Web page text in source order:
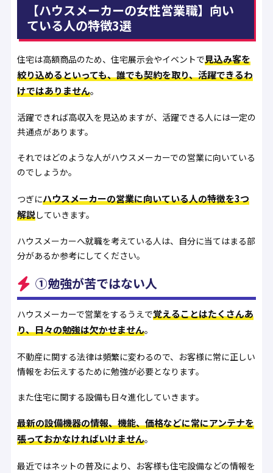
【ハウスメーカーの女性営業職】向い
ている人の特徴3選
住宅は高額商品のため、住宅展示会やイベントで見込み客を
絞り込めるといっても、誰でも契約を取り、活躍できるわ
けではありません。
活躍できれば高収入を見込めますが、活躍できる人には一定の
共通点があります。
それではどのような人がハウスメーカーでの営業に向いている
のでしょうか。
つぎにハウスメーカーの営業に向いている人の特徴を3つ
解説していきます。
ハウスメーカーへ就職を考えている人は、自分に当てはまる部
分があるか参考にしてください。
①勉強が苦ではない人
ハウスメーカーで営業をするうえで覚えることはたくさんあ
り、日々の勉強は欠かせません。
不動産に関する法律は頻繁に変わるので、お客様に常に正しい
情報をお伝えするために勉強が必要となります。
また住宅に関する設備も日々進化していきます。
最新の設備機器の情報、機能、価格などに常にアンテナを
張っておかなければいけません。
最近ではネットの普及により、お客様も住宅設備などの情報を